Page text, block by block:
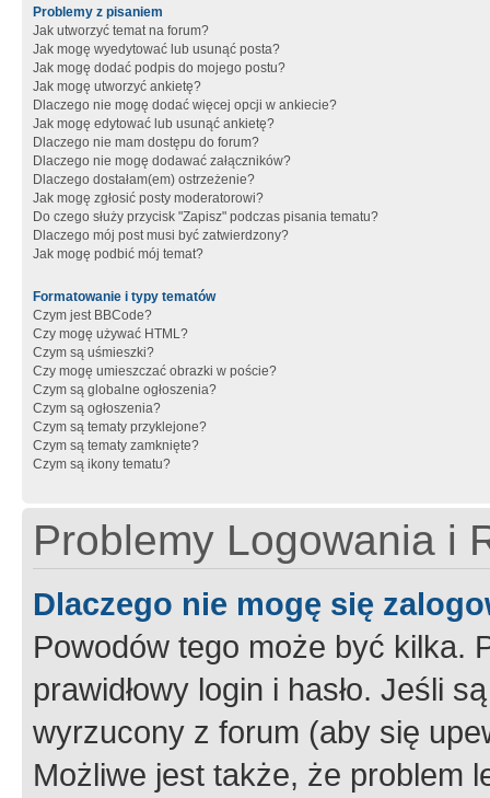
Problemy z pisaniem
Jak utworzyć temat na forum?
Jak mogę wyedytować lub usunąć posta?
Jak mogę dodać podpis do mojego postu?
Jak mogę utworzyć ankietę?
Dlaczego nie mogę dodać więcej opcji w ankiecie?
Jak mogę edytować lub usunąć ankietę?
Dlaczego nie mam dostępu do forum?
Dlaczego nie mogę dodawać załączników?
Dlaczego dostałam(em) ostrzeżenie?
Jak mogę zgłosić posty moderatorowi?
Do czego służy przycisk "Zapisz" podczas pisania tematu?
Dlaczego mój post musi być zatwierdzony?
Jak mogę podbić mój temat?
Formatowanie i typy tematów
Czym jest BBCode?
Czy mogę używać HTML?
Czym są uśmieszki?
Czy mogę umieszczać obrazki w poście?
Czym są globalne ogłoszenia?
Czym są ogłoszenia?
Czym są tematy przyklejone?
Czym są tematy zamknięte?
Czym są ikony tematu?
Problemy Logowania i
Dlaczego nie mogę się
Powodów tego może być kilka.
prawidłowy login i hasło. Jeśli
wyrzucony z forum (aby się
Możliwe jest także, że problem